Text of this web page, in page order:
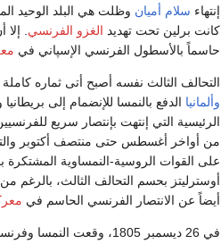
إنتهاء سلام أميان وظلت هي البلد الوحيد
كانت برلين تحت تهديد الغزو الفرنسي . إلا
حاسماً بالأسطول الفرنسي الإسپاني في
التحالف الثالث نفسه أصبح أتى ثماره
وألمانيا الدفع بالنمسا للإنضمام إلى
الرئيسية التي إنتهت بإنتصار سريع
من أواخر أغسطس حتى منتصف أكتوبر
على القوات الروسية-النمساوية المشتكرة
أوسترليتز بحسم التحالف الثالث، بالرغم
أيضاً عن الانتصار الفرنسي الحاسم في
في 26 ديسمبر 1805،